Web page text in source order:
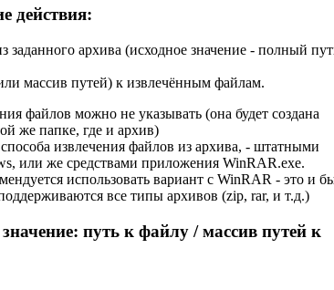
действия:
заданного архива (исходное значение - полный
массив путей) к извлечённым файлам.
файлов можно не указывать (она будет создана
же папке, где и архив)
извлечения файлов из архива, - штатными
или же средствами приложения WinRAR.exe.
использовать вариант с WinRAR - это и
все типы архивов (zip, rar, и т.д.)
путь к файлу / массив путей к